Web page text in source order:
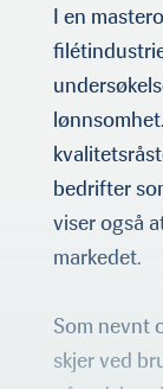
I en
bedrifter
viser også
markedet.
Som nevnt
skjer ved